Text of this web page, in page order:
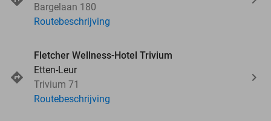
Bargelaan 180
Routebeschrijving
Fletcher Wellness-Hotel Trivium
Etten-Leur
Trivium 71
Routebeschrijving